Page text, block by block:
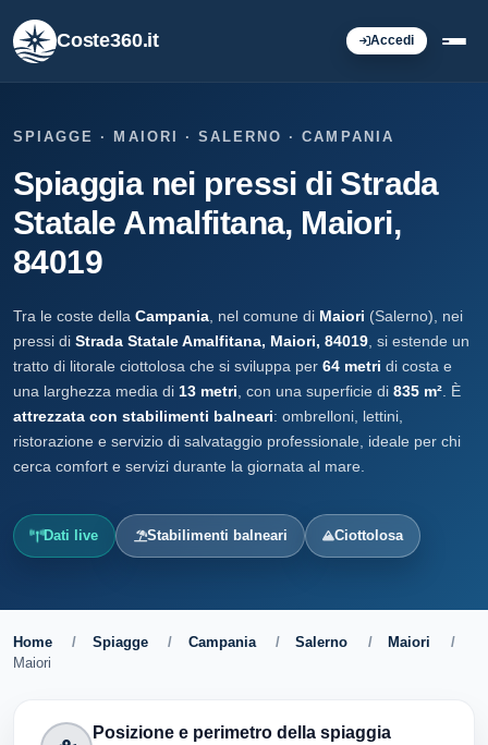
Coste360.it Accedi
SPIAGGE · MAIORI · SALERNO · CAMPANIA
Spiaggia nei pressi di Strada
Statale Amalfitana, Maiori,
84019
Tra le coste della Campania , nel comune di Maiori (Salerno), nei
pressi di Strada Statale Amalfitana, Maiori, 84019 , si estende un
tratto di litorale ciottolosa che si sviluppa per 64 metri di costa e
una larghezza media di 13 metri , con una superficie di 835 m² . È
attrezzata con stabilimenti balneari: ombrelloni, lettini,
ristorazione e servizio di salvataggio professionale, ideale per chi
cerca comfort e servizi durante la giornata al mare.
Dati live Stabilimenti balneari Ciottolosa
Home / Spiagge / Campania / Salerno / Maiori
/
Maiori
Posizione e perimetro della spiaggia